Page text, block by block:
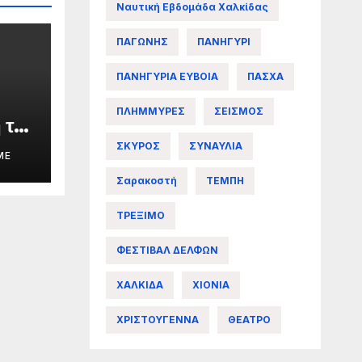
Ναυτική Εβδομάδα Χαλκίδας
ΠΑΓΩΝΗΣ ΠΑΝΗΓΥΡΙ
ΠΑΝΗΓΥΡΙΑ ΕΥΒΟΙΑ ΠΑΣΧΑ
ΠΛΗΜΜΥΡΕΣ ΣΕΙΣΜΟΣ
ΣΚΥΡΟΣ ΣΥΝΑΥΛΙΑ
Σαρακοστή ΤΕΜΠΗ
ΤΡΕΞΙΜΟ
ΦΕΣΤΙΒΑΛ ΔΕΛΦΩΝ
ΧΑΛΚΙΔΑ ΧΙΟΝΙΑ
ΧΡΙΣΤΟΥΓΕΝΝΑ ΘΕΑΤΡΟ